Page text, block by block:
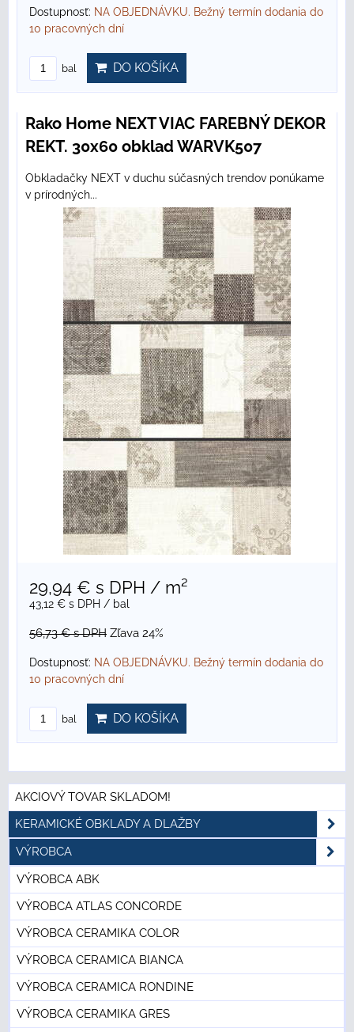
Dostupnosť: NA OBJEDNÁVKU. Bežný termín dodania do
10 pracovných dní
bal DO KOŠÍKA
Rako Home NEXT VIAC FAREBNÝ DEKOR
REKT. 30x60 obklad WARVK507
Obkladačky NEXT v duchu súčasných trendov ponúkame
v prírodných...
29,94 € s DPH / m²
43,12 € s DPH / bal
56,73 €s DPH Zľava 24%
Dostupnosť: NA OBJEDNÁVKU. Bežný termín dodania do
10 pracovných dní
bal DO KOŠÍKA
AKCIOVÝ TOVAR SKLADOM!
KERAMICKÉ OBKLADY A DLAŽBY
VÝROBCA
VÝROBCA ABK
VÝROBCA ATLAS CONCORDE
VÝROBCA CERAMIKA COLOR
VÝROBCA CERAMICA BIANCA
VÝROBCA CERAMICA RONDINE
VÝROBCA CERAMIKA GRES